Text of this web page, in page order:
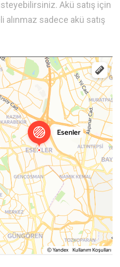
Akü satış için
sadece akü satış